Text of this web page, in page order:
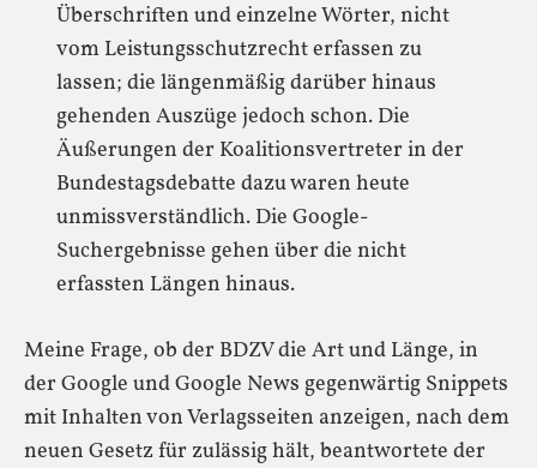
Überschriften und einzelne Wörter, nicht
vom Leistungsschutzrecht erfassen zu
lassen; die längenmäßig darüber hinaus
gehenden Auszüge jedoch schon. Die
Äußerungen der Koalitionsvertreter in der
Bundestagsdebatte dazu waren heute
unmissverständlich. Die Google-
Suchergebnisse gehen über die nicht
erfassten Längen hinaus.
Meine Frage, ob der BDZV die Art und Länge, in
der Google und Google News gegenwärtig Snippets
mit Inhalten von Verlagsseiten anzeigen, nach dem
neuen Gesetz für zulässig hält, beantwortete der